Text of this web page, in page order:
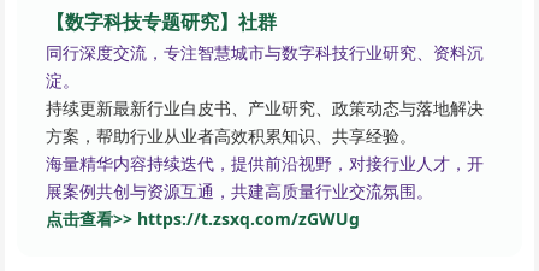
【数字科技专题研究】社群
同行深度交流，专注智慧城市与数字科技行业研究、资料沉
淀。
持续更新最新行业白皮书、产业研究、政策动态与落地解决
方案，帮助行业从业者高效积累知识、共享经验。
海量精华内容持续迭代，提供前沿视野，对接行业人才，开
展案例共创与资源互通，共建高质量行业交流氛围。
点击查看>> https://t.zsxq.com/zGWUg